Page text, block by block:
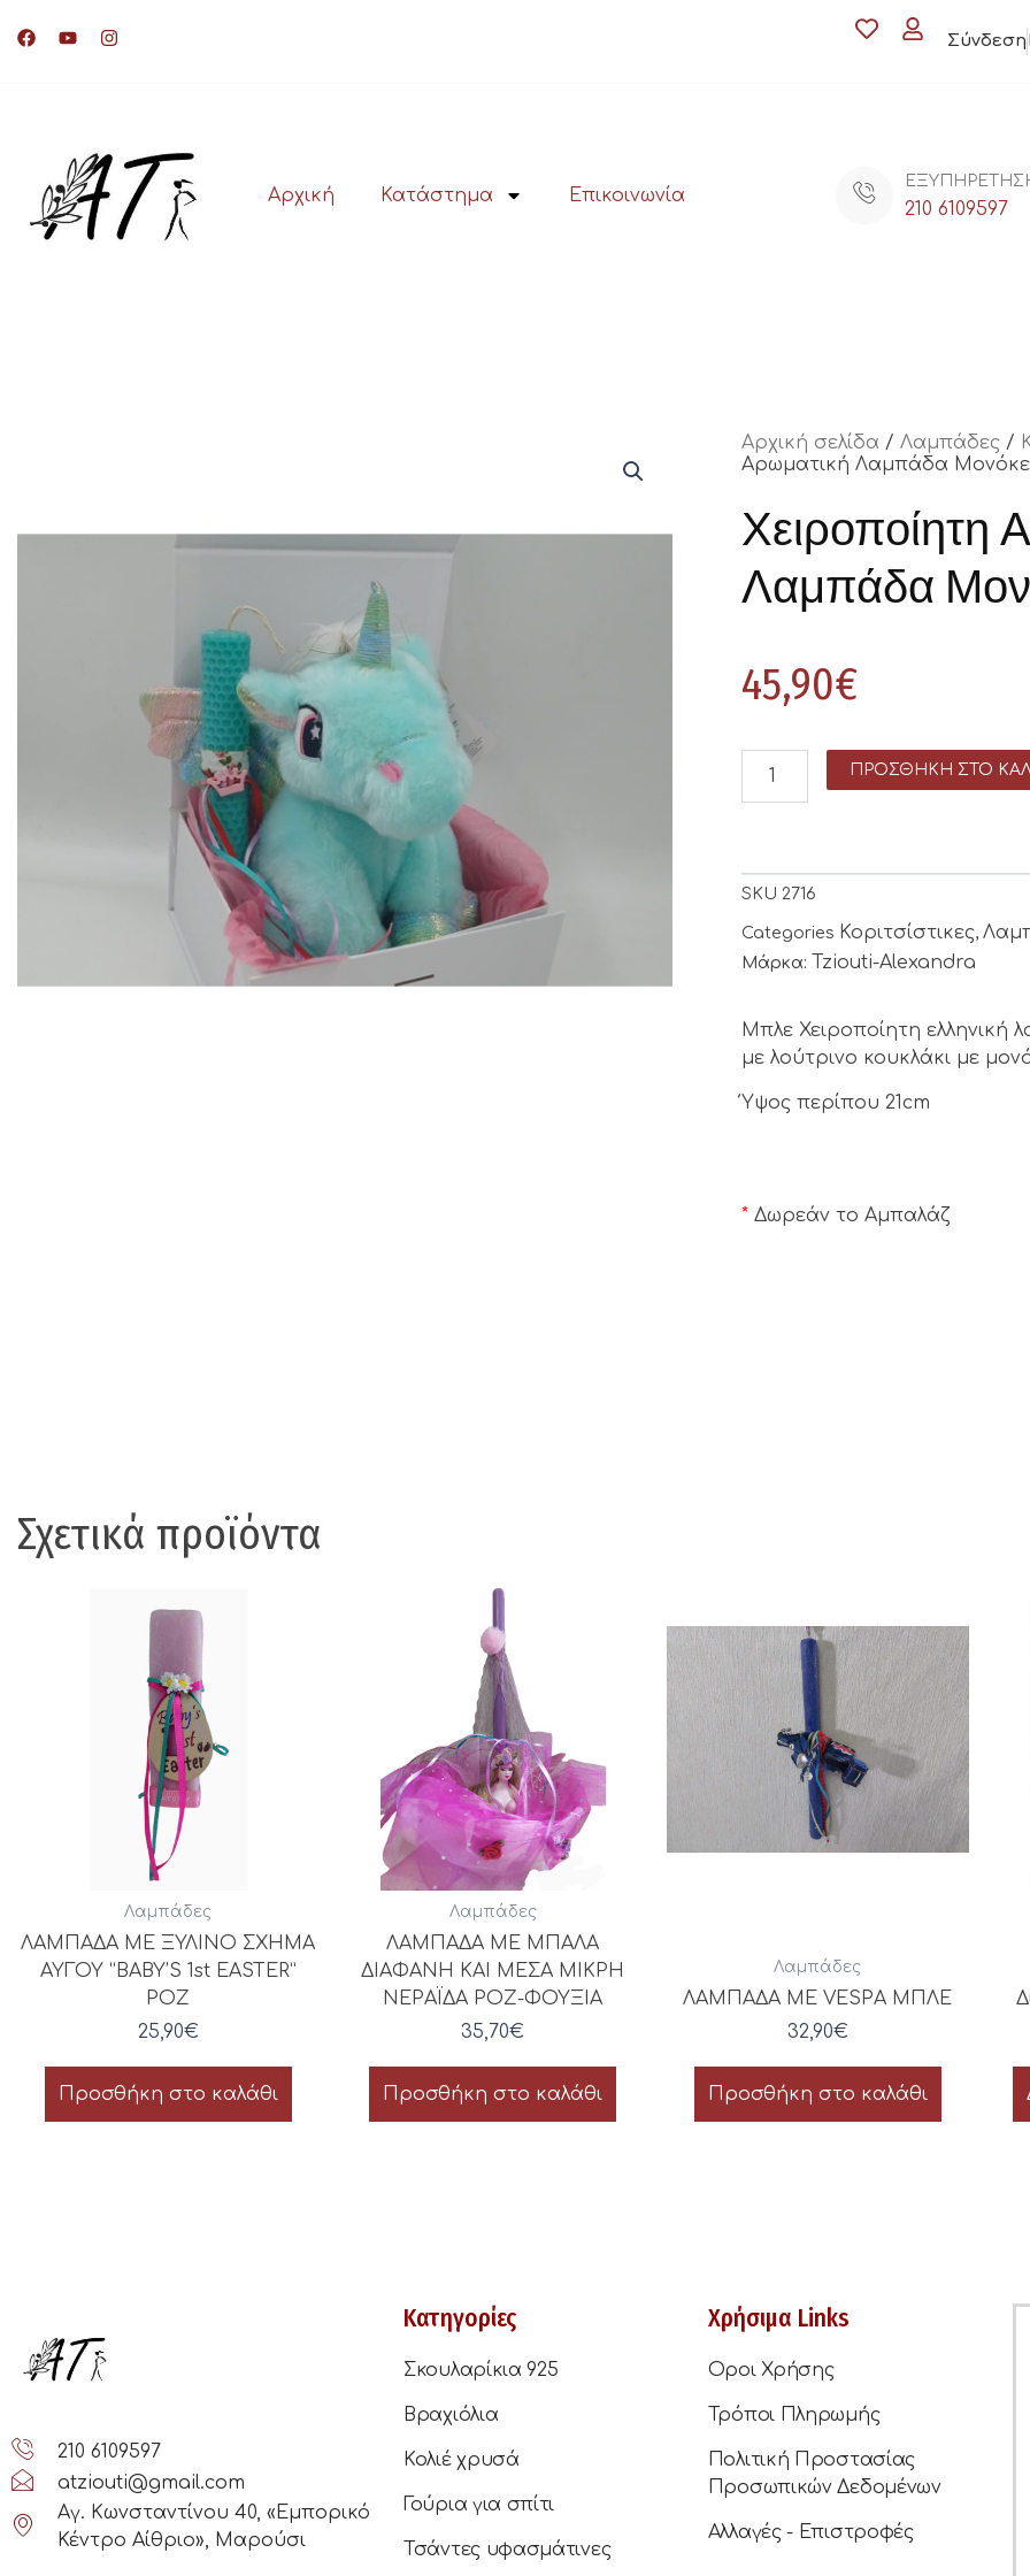
Σύνδεση
Αρχική Κατάστημα Επικοινωνία
210 6109597
Αρχική σελίδα / Λαμπάδες /
Αρωματική Λαμπάδα
Χειροποίητη
Λαμπάδα
45,90€
ΠΡΟΣΘΉΚΗ ΣΤΟ
SKU 2716
Categories Κοριτσίστικες,
Μάρκα: Tziouti-Alexandra
Μπλε Χειροποίητη ελληνική
με λούτρινο κουκλάκι με
Ύψος περίπου 21cm
* Δωρεάν το Αμπαλάζ
Σχετικά προϊόντα
Λαμπάδες
ΛΑΜΠΑΔΑ ΜΕ ΞΥΛΙΝΟ ΣΧΗΜΑ
ΑΥΓΟΥ “BABY’S 1st EASTER”
ΡΟΖ
25,90€
Προσθήκη στο καλάθι
Λαμπάδες
ΛΑΜΠΑΔΑ ΜΕ ΜΠΑΛΑ
ΔΙΑΦΑΝΗ ΚΑΙ ΜΕΣΑ ΜΙΚΡΗ
ΝΕΡΑΪΔΑ ΡΟΖ-ΦΟΥΞΙΑ
35,70€
Προσθήκη στο καλάθι
Λαμπάδες
ΛΑΜΠΑΔΑ ΜΕ VESPA ΜΠΛΕ
32,90€
Προσθήκη στο καλάθι
210 6109597
atziouti@gmail.com
Αγ. Κωνσταντίνου 40, «Εμπορικό
Κέντρο Αίθριο», Μαρούσι
Κατηγορίες
Σκουλαρίκια 925
Βραχιόλια
Κολιέ χρυσά
Γούρια για σπίτι
Τσάντες υφασμάτινες
Χρήσιμα Links
Οροι Χρήσης
Τρόποι Πληρωμής
Πολιτική Προστασίας
Προσωπικών Δεδομένων
Αλλαγές - Επιστροφές